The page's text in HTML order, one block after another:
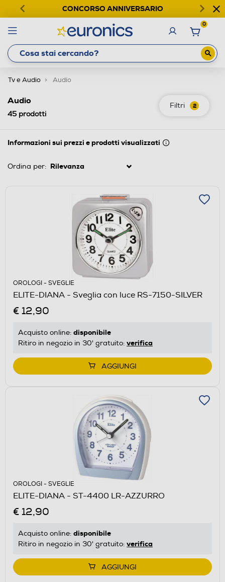
CONCORSO ANNIVERSARIO
0
Tv e Audio Audio
Filtri 2
Audio
45 prodotti
Informazioni sui prezzi e prodotti visualizzati
Ordina per:
OROLOGI - SVEGLIE
ELITE-DIANA - Sveglia con luce RS-7150-SILVER
€ 12,90
Acquisto online: disponibile
Ritiro in negozio in 30' gratuito: verifica
AGGIUNGI
OROLOGI - SVEGLIE
ELITE-DIANA - ST-4400 LR-AZZURRO
€ 12,90
Acquisto online: disponibile
Ritiro in negozio in 30' gratuito: verifica
AGGIUNGI